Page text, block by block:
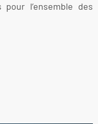
l’ensemble des